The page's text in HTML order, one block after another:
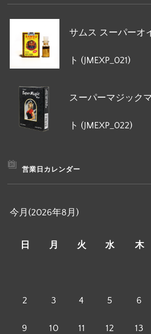
サムス スーパーオ
ト (JMEXP_021)
スーパーマジック
ト (JMEXP_022)
営業日カレンダー
今月(2026年8月)
日 月 火 水 木
2 3 4 5 6
9 10 11 12 13